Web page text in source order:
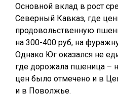
Основной вклад в рост
Северный Кавказ, где
продовольственную
на 300-400 руб, на
Однако Юг оказался не
где дорожала пшеница –
цен было отмечено и в
и в Поволжье.